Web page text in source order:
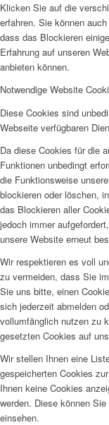
Klicken Sie auf die
erfahren. Sie können
dass das Blockieren
Erfahrung auf unseren
anbieten können.
Notwendige Website
Diese Cookies sind
Webseite verfügbaren
Da diese Cookies für die
Funktionen unbedingt
die Funktionsweise
blockieren oder löschen,
das Blockieren aller
jedoch immer
unsere Website erneut
Wir respektieren es voll
zu vermeiden, dass Sie
Sie uns bitte, einen
sich jederzeit abmelden
vollumfänglich nutzen zu
gesetzten Cookies auf
Wir stellen Ihnen eine
gespeicherten Cookies
Ihnen keine Cookies
werden. Diese können
einsehen.